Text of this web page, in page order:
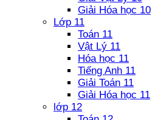
Giải Hóa học 10
Lớp 11
Toán 11
Vật Lý 11
Hóa học 11
Tiếng Anh 11
Giải Toán 11
Giải Hóa học 11
lớp 12